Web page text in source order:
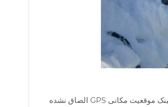
مورد عجیب برای اوا این بود که همراه پیامک، لینک موقعیت مکانی GPS الصاق نشده